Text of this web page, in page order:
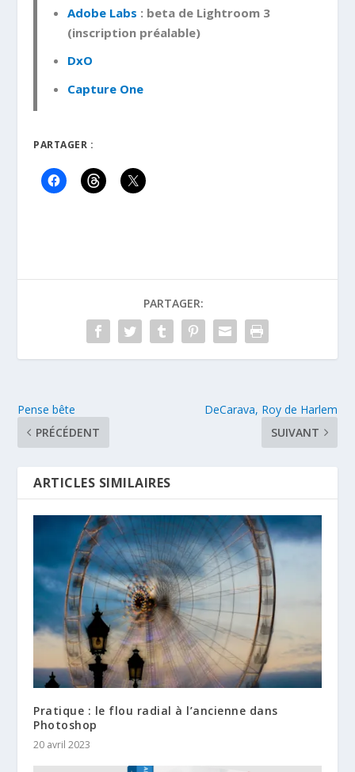
Adobe Labs : beta de Lightroom 3
(inscription préalable)
DxO
Capture One
PARTAGER :
PARTAGER:
Pense bête
PRÉCÉDENT
DeCarava, Roy de Harlem
SUIVANT
ARTICLES SIMILAIRES
Pratique : le flou radial à l’ancienne dans
Photoshop
20 avril 2023